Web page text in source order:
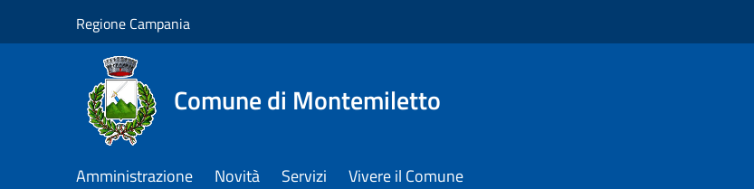
Regione Campania
Comune di Montemiletto
Amministrazione Novità Servizi Vivere il Comune